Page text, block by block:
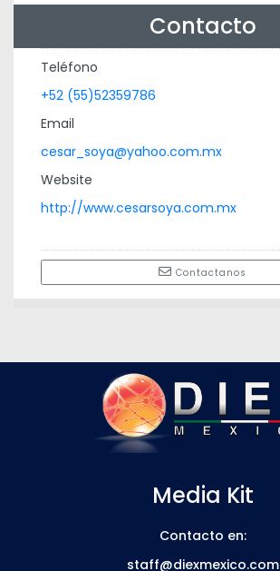
Contacto
Teléfono
+52 (55)52359786
Email
cesar_soya@yahoo.com.mx
Website
http://www.cesarsoya.com.mx
Contactanos
Media Kit
Contacto en:
staff@diexmexico.com